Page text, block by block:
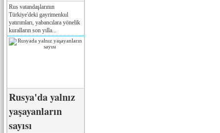
Rus vatandaşlarının
Türkiye'deki gayrimenkul
yatırımları, yabancılara yönelik
kuralların son yılla...
Rusya'da yalnız
yaşayanların
sayısı